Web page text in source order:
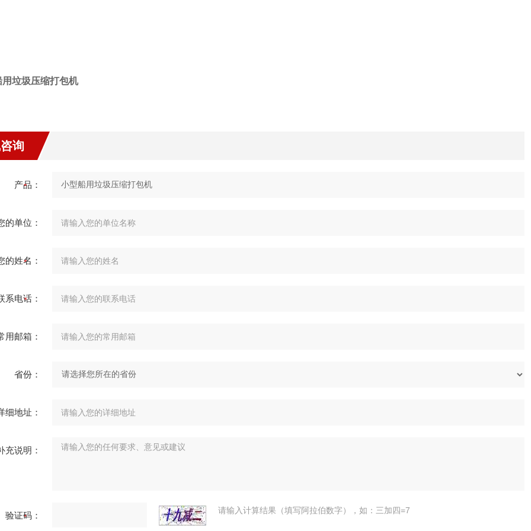
用垃圾压缩打包机
询
产品：
的单位：
的姓名：
系电话：
用邮箱：
省份：
细地址：
充说明：
验证码： 请输入计算结果（填写阿拉伯数字），如：三加四=7